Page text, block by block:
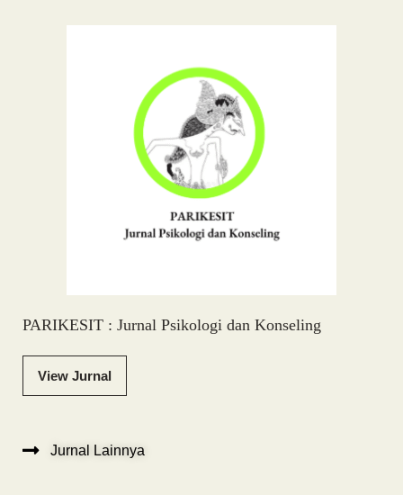
PARIKESIT : Jurnal Psikologi dan Konseling
View Jurnal
Jurnal Lainnya